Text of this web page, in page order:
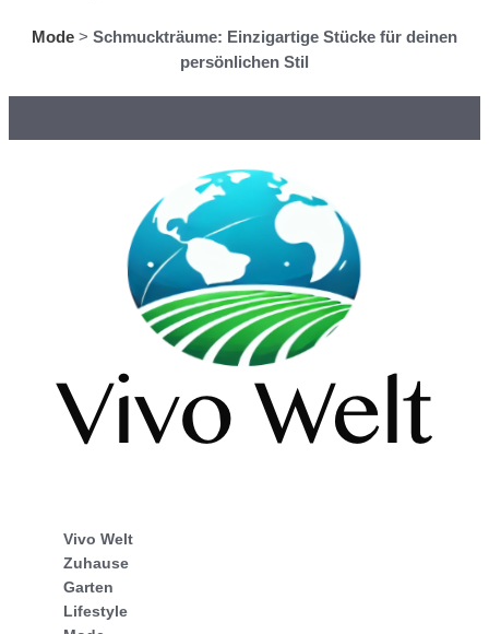
Mode > Schmuckträume: Einzigartige Stücke für deinen
persönlichen Stil
Vivo Welt
Zuhause
Garten
Lifestyle